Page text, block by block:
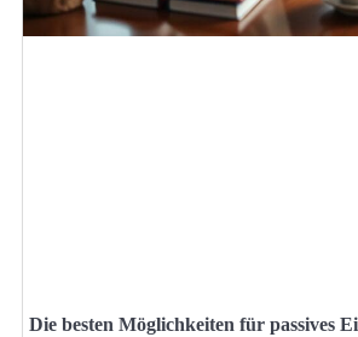
Die besten Möglichkeiten für passives